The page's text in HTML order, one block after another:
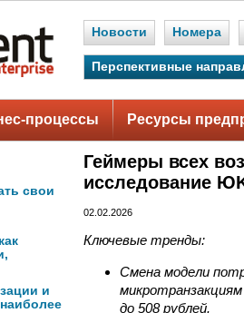
Новости Номера
Перспективные
процессы Ресурсы
свои
и
Геймеры всех
исследование
02.02.2026
Ключевые тренды:
Смена модели
до 508 рублей.